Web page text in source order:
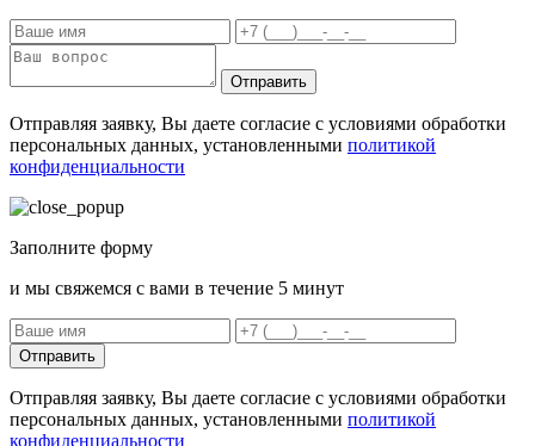
Отправить
Отправляя заявку, Вы даете согласие с условиями обработки
персональных данных, установленными политикой
конфиденциальности
Заполните форму
и мы свяжемся с вами в течение 5 минут
Отправить
Отправляя заявку, Вы даете согласие с условиями обработки
персональных данных, установленными политикой
конфиденциальности